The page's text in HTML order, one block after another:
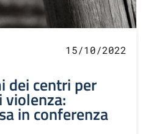
15/10/2022
dei centri per
in conferenza